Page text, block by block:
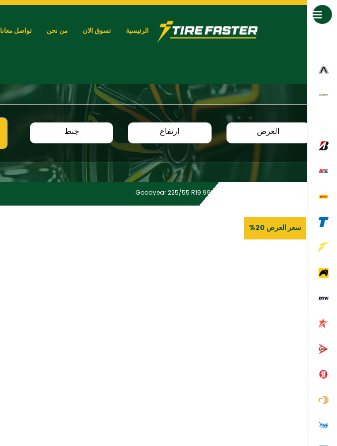
الرئيسية تسوق الان من نحن تواصل معانا
العرض ارتفاع جنط
Goodyear 225/55 R19 99V EG2 SUV SLO
سعر العرض 20%